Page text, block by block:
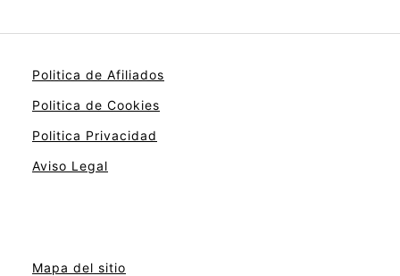
Politica de Afiliados
Politica de Cookies
Politica Privacidad
Aviso Legal
Mapa del sitio